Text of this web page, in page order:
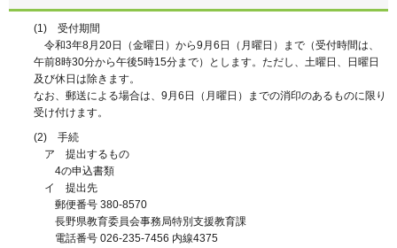
(1) 受付期間
令和3年8月20日（金曜日）から9月6日（月曜日）まで（受付時間は、
午前8時30分から午後5時15分まで）とします。ただし、土曜日、日曜日
及び休日は除きます。
なお、郵送による場合は、9月6日（月曜日）までの消印のあるものに限り
受け付けます。
(2) 手続
ア 提出するもの
4の申込書類
イ 提出先
郵便番号 380-8570
長野県教育委員会事務局特別支援教育課
電話番号 026-235-7456 内線4375